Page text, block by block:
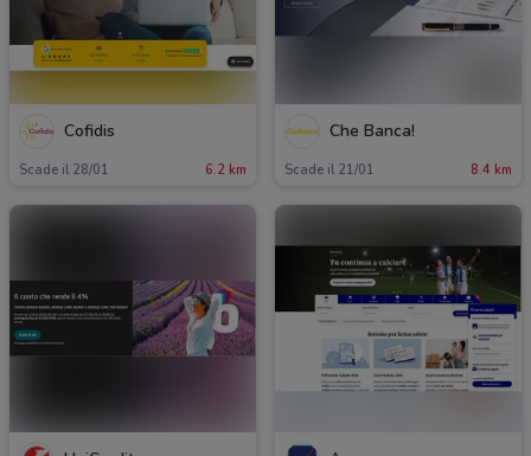
Cofidis
Scade il 28/01 6.2 km
Che Banca!
Scade il 21/01 8.4 km